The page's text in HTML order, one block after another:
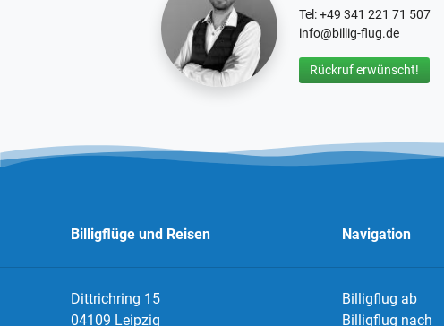
Tel: +49 341 221 71 507
info@billig-flug.de
Rückruf erwünscht!
Billigflüge und Reisen
Dittrichring 15
04109 Leipzig
Navigation
Billigflug ab
Billigflug nach